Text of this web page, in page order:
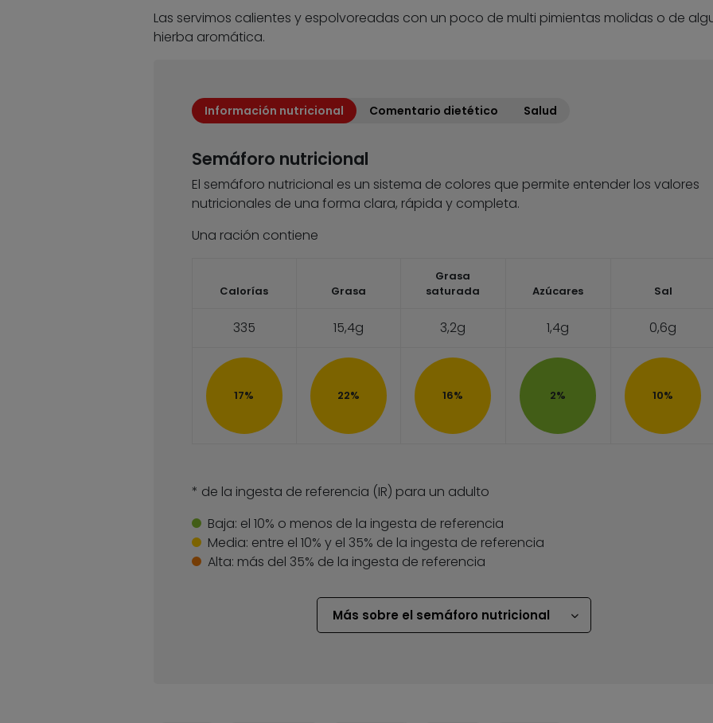
Las servimos calientes y espolvoreadas con un poco de multi pimientas molidas o de
hierba aromática.
Información nutricional Comentario dietético Salud
Semáforo nutricional
El semáforo nutricional es un sistema de colores que permite entender los valores
nutricionales de una forma clara, rápida y completa.
Una ración contiene
Calorías Grasa
Grasa
saturada
Azúcares Sal
335 15,4g 3,2g 1,4g 0,6g
17% 22% 16% 2% 10%
* de la ingesta de referencia (IR) para un adulto
Baja: el 10% o menos de la ingesta de referencia
Media: entre el 10% y el 35% de la ingesta de referencia
Alta: más del 35% de la ingesta de referencia
Más sobre el semáforo nutricional